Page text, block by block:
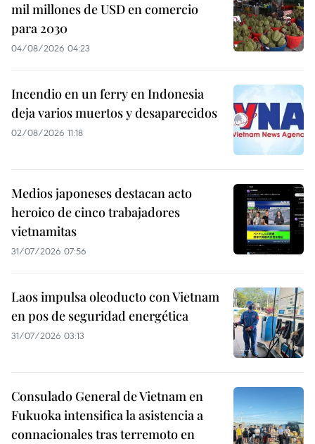
mil millones de USD en comercio
para 2030
04/08/2026 04:23
Incendio en un ferry en Indonesia
deja varios muertos y desaparecidos
02/08/2026 11:18
Medios japoneses destacan acto
heroico de cinco trabajadores
vietnamitas
31/07/2026 07:56
Laos impulsa oleoducto con Vietnam
en pos de seguridad energética
31/07/2026 03:13
Consulado General de Vietnam en
Fukuoka intensifica la asistencia a
connacionales tras terremoto en